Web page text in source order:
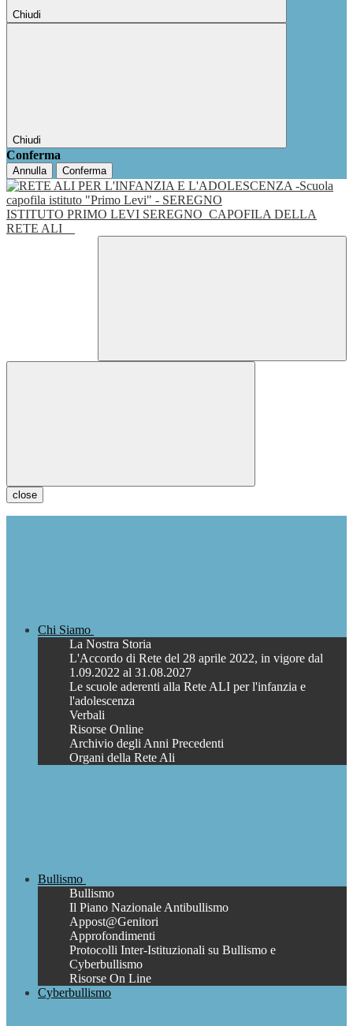
Chiudi
Chiudi
Conferma
Annulla Conferma
ISTITUTO PRIMO LEVI SEREGNO CAPOFILA DELLA
RETE ALI
close
Chi Siamo
La Nostra Storia
L'Accordo di Rete del 28 aprile 2022, in vigore dal
1.09.2022 al 31.08.2027
Le scuole aderenti alla Rete ALI per l'infanzia e
l'adolescenza
Verbali
Risorse Online
Archivio degli Anni Precedenti
Organi della Rete Ali
Bullismo
Bullismo
Il Piano Nazionale Antibullismo
Appost@Genitori
Approfondimenti
Protocolli Inter-Istituzionali su Bullismo e
Cyberbullismo
Risorse On Line
Cyberbullismo